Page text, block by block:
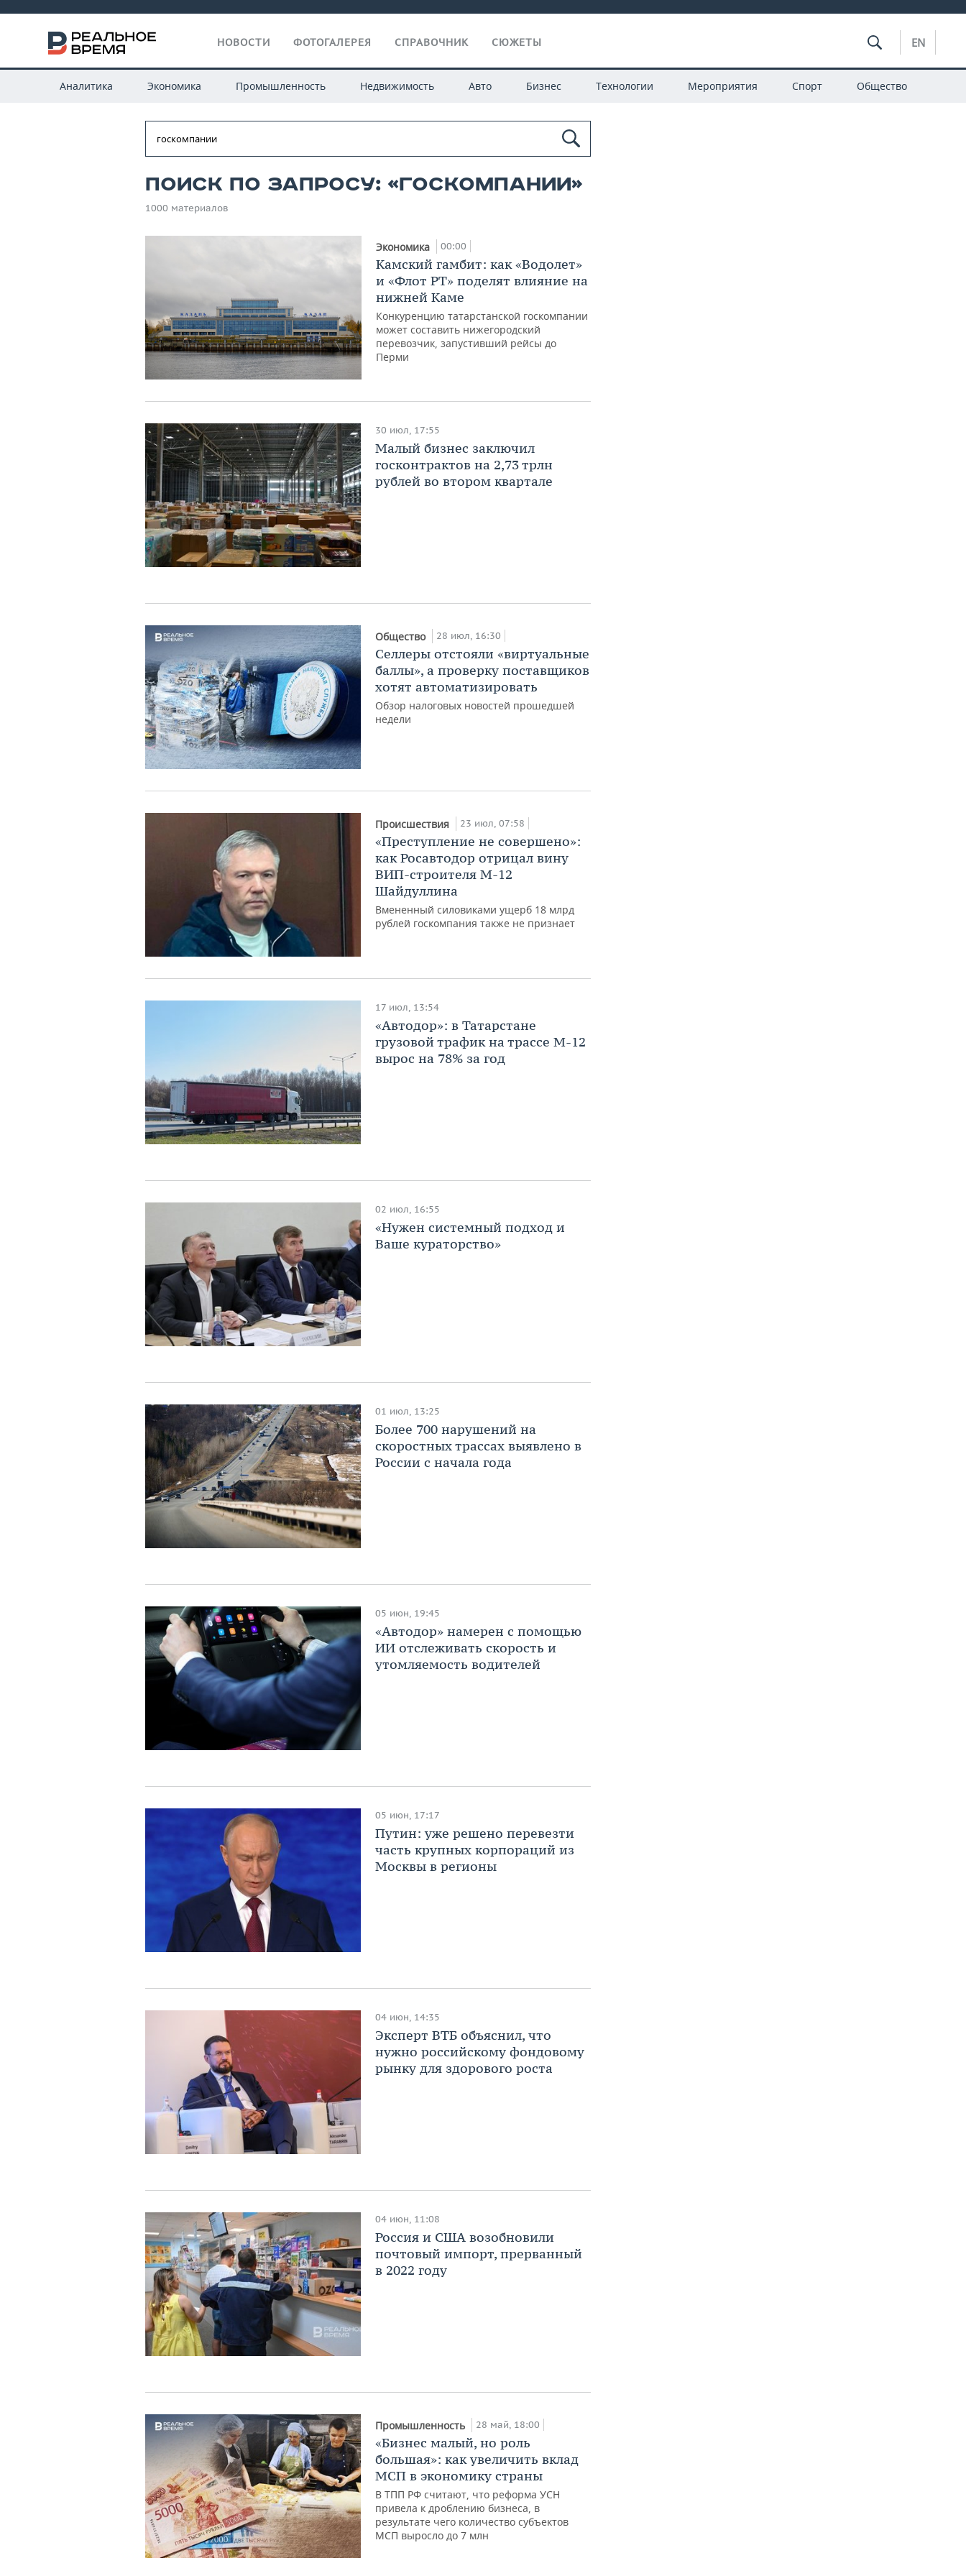
НОВОСТИ ФОТОГАЛЕРЕЯ СПРАВОЧНИК СЮЖЕТЫ EN
Аналитика Экономика Промышленность Недвижимость Авто Бизнес Технологии Мероприятия Спорт Общество
Поиск по запросу: «госкомпании»
1000 материалов
Экономика 00:00
Камский гамбит: как «Водолет»
и «Флот РТ» поделят влияние на
нижней Каме
Конкуренцию татарстанской госкомпании
может составить нижегородский
перевозчик, запустивший рейсы до
Перми
30 июл, 17:55
Малый бизнес заключил
госконтрактов на 2,73 трлн
рублей во втором квартале
Общество 28 июл, 16:30
Селлеры отстояли «виртуальные
баллы», а проверку поставщиков
хотят автоматизировать
Обзор налоговых новостей прошедшей
недели
Происшествия 23 июл, 07:58
«Преступление не совершено»:
как Росавтодор отрицал вину
ВИП-строителя М-12
Шайдуллина
Вмененный силовиками ущерб 18 млрд
рублей госкомпания также не признает
17 июл, 13:54
«Автодор»: в Татарстане
грузовой трафик на трассе М-12
вырос на 78% за год
02 июл, 16:55
«Нужен системный подход и
Ваше кураторство»
01 июл, 13:25
Более 700 нарушений на
скоростных трассах выявлено в
России с начала года
05 июн, 19:45
«Автодор» намерен с помощью
ИИ отслеживать скорость и
утомляемость водителей
05 июн, 17:17
Путин: уже решено перевезти
часть крупных корпораций из
Москвы в регионы
04 июн, 14:35
Эксперт ВТБ объяснил, что
нужно российскому фондовому
рынку для здорового роста
04 июн, 11:08
Россия и США возобновили
почтовый импорт, прерванный
в 2022 году
Промышленность 28 май, 18:00
«Бизнес малый, но роль
большая»: как увеличить вклад
МСП в экономику страны
В ТПП РФ считают, что реформа УСН
привела к дроблению бизнеса, в
результате чего количество субъектов
МСП выросло до 7 млн